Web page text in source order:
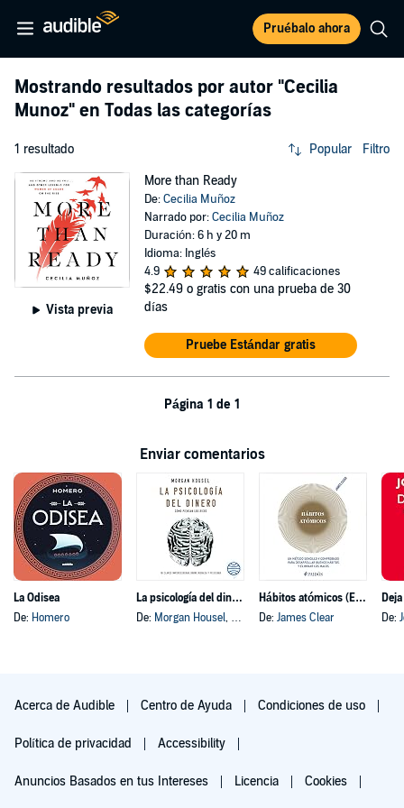
Pruébalo ahora
Mostrando resultados por autor "Cecilia
Munoz" en Todas las categorías
1 resultado Popular Filtro
Vista previa
More than Ready
De:Cecilia Muñoz
Narrado por:Cecilia Muñoz
Duración: 6 h y 20 m
Idioma: Inglés
4.9
49 calificaciones
$22.49 o gratis con una prueba de 30
días
Pruebe Estándar gratis
Página 1 de 1
Enviar comentarios
La Odisea
De: Homero
La psicología del dinero
De: Morgan Housel, y otros
Hábitos atómicos (Español neutro)
De: James Clear
De:
Acerca de Audible Centro de Ayuda Condiciones de uso
Política de privacidad Accessibility
Anuncios Basados en tus Intereses Licencia Cookies